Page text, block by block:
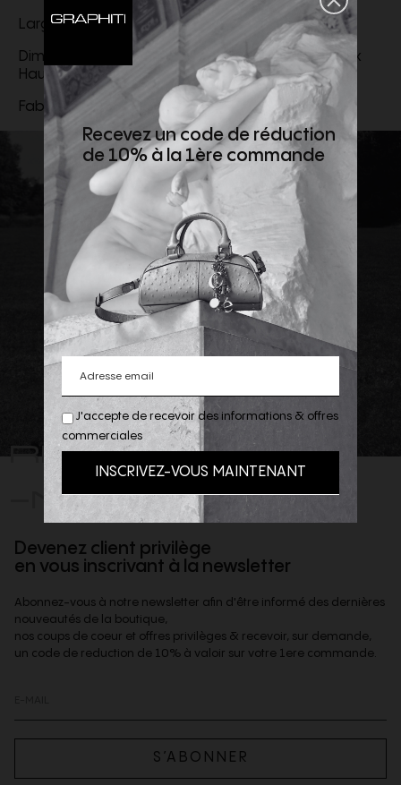
Largeur : 35 mm
Dimensions de la boucle : 4,5 x 4,5 cm (Longueur x
Hauteur)
Fabriquée en Italie
REJOIGNEZ
-NOUS
Devenez client privilège
en vous inscrivant à la newsletter
Abonnez-vous à notre newsletter afin d'être informé des dernières
nouveautés de la boutique,
nos coups de coeur et offres privilèges & recevoir, sur demande,
un code de reduction de 10% à valoir sur votre 1ere commande.
S’ABONNER
J'accepte de recevoir des informations & offres
commerciales
Recevez un code de réduction
de 10% à la 1ère commande